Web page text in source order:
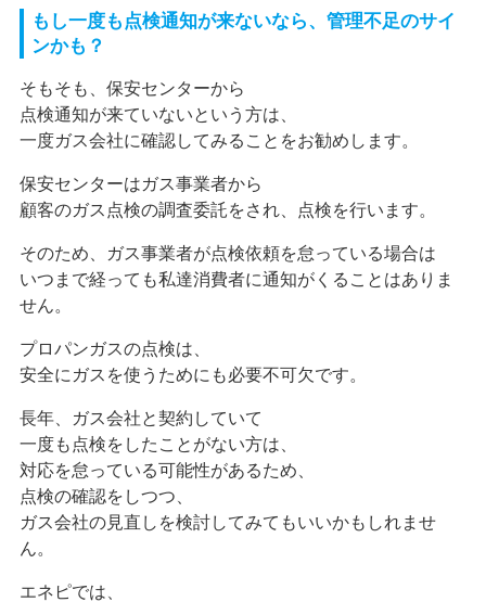
もし一度も点検通知が来ないなら、管理不足のサイ
ンかも？
そもそも、保安センターから
点検通知が来ていないという方は、
一度ガス会社に確認してみることをお勧めします。
保安センターはガス事業者から
顧客のガス点検の調査委託をされ、点検を行います。
そのため、ガス事業者が点検依頼を怠っている場合は
いつまで経っても私達消費者に通知がくることはありま
せん。
プロパンガスの点検は、
安全にガスを使うためにも必要不可欠です。
長年、ガス会社と契約していて
一度も点検をしたことがない方は、
対応を怠っている可能性があるため、
点検の確認をしつつ、
ガス会社の見直しを検討してみてもいいかもしれませ
ん。
エネピでは、